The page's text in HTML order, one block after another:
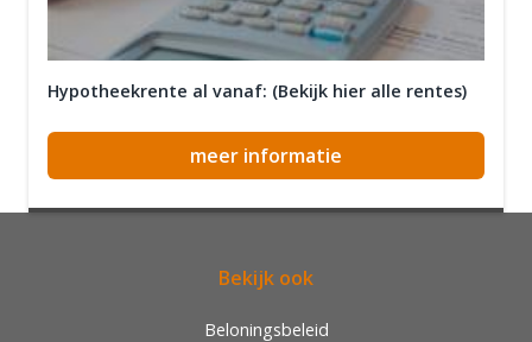
Hypotheekrente al vanaf: (Bekijk hier alle rentes)
meer informatie
Bekijk ook
Beloningsbeleid